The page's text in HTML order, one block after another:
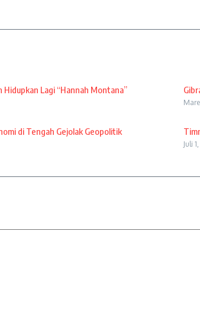
Hidupkan Lagi “Hannah Montana”
di Tengah Gejolak Geopolitik
Juli